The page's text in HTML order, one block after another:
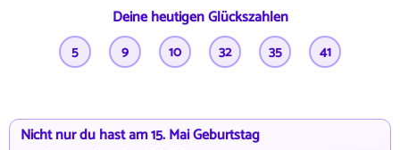
Deine heutigen Glückszahlen
5 9 10 32 35 41
Nicht nur du hast am 15. Mai Geburtstag